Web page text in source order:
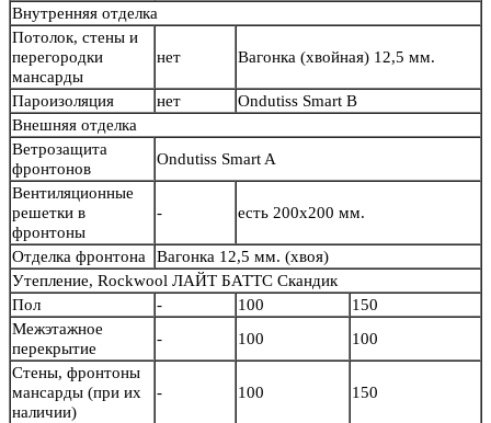
Внутренняя отделка
Потолок, стены и
перегородки
мансарды
нет Вагонка (хвойная) 12,5 мм.
Пароизоляция нет
Ondutiss Smart B
Внешняя отделка
Ветрозащита
фронтонов
Ondutiss Smart A
Вентиляционные
решетки в
фронтоны
- есть 200х200 мм.
Отделка фронтона
Вагонка 12,5 мм. (хвоя)
Утепление, Rockwool ЛАЙТ БАТТС Скандик
Пол
- 100
150
Межэтажное
перекрытие
- 100
100
Стены, фронтоны
мансарды (при их
наличии)
- 100 150